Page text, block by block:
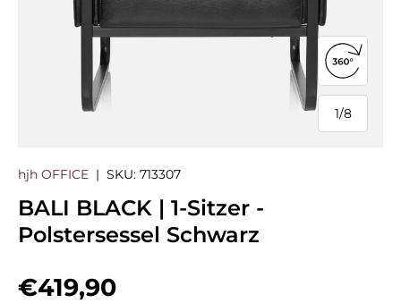
1/
von
8
360°-
hjh OFFICE | SKU: 713307
BALI BLACK | 1-Sitzer -
Polstersessel Schwarz
Normaler Preis
€419,90